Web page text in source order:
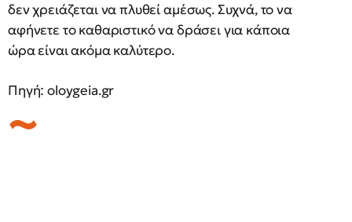
δεν χρειάζεται να πλυθεί αμέσως. Συχνά, το να
αφήνετε το καθαριστικό να δράσει για κάποια
ώρα είναι ακόμα καλύτερο.
Πηγή: oloygeia.gr